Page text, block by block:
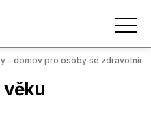
- domov pro osoby se zdravotním